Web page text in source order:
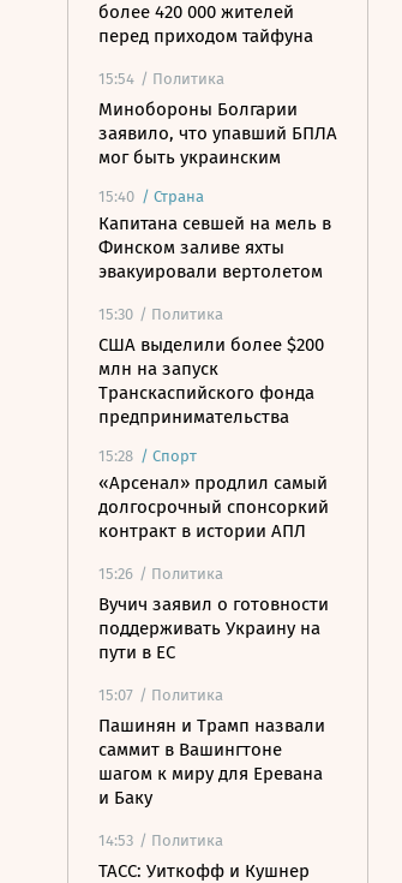
более 420 000 жителей
перед приходом тайфуна
15:54 / Политика
Минобороны Болгарии
заявило, что упавший БПЛА
мог быть украинским
15:40 / Страна
Капитана севшей на мель в
Финском заливе яхты
эвакуировали вертолетом
15:30 / Политика
США выделили более $200
млн на запуск
Транскаспийского фонда
предпринимательства
15:28 / Спорт
«Арсенал» продлил самый
долгосрочный спонсоркий
контракт в истории АПЛ
15:26 / Политика
Вучич заявил о готовности
поддерживать Украину на
пути в ЕС
15:07 / Политика
Пашинян и Трамп назвали
саммит в Вашингтоне
шагом к миру для Еревана
и Баку
14:53 / Политика
ТАСС: Уиткофф и Кушнер